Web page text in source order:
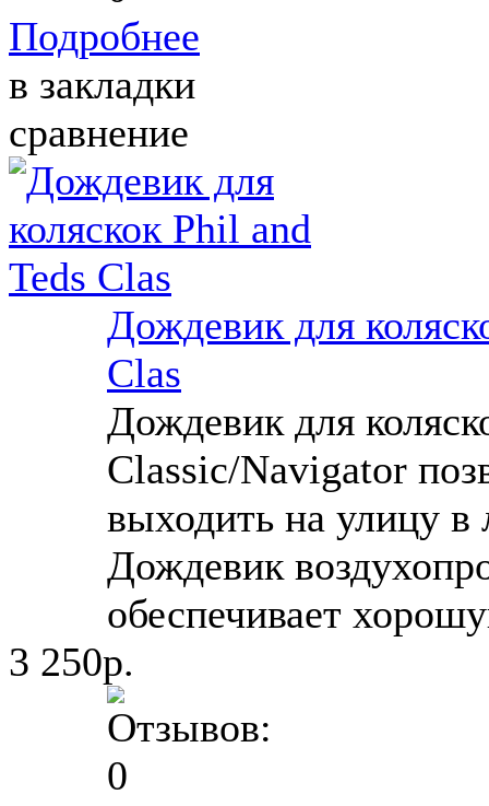
Подробнее
в закладки
сравнение
Дождевик для
Clas
Дождевик для
Classic/Navigator
выходить на улицу
Дождевик
обеспечивает
3 250р.